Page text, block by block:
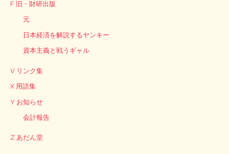
F 旧・財研出版
元
日本経済を解説するヤンキー
資本主義と戦うギャル
V リンク集
X 用語集
Y お知らせ
会計報告
Z あだん堂